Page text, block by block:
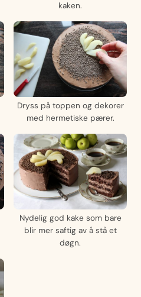
kaken.
Dryss på toppen og dekorer
med hermetiske pærer.
Nydelig god kake som bare
blir mer saftig av å stå et
døgn.